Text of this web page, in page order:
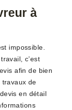
à
impossible.
c’est
afin de bien
travaux de
en détail